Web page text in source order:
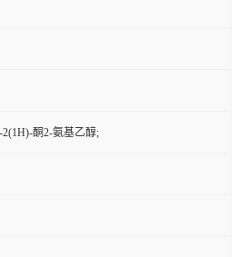
酮2-氨基乙醇;